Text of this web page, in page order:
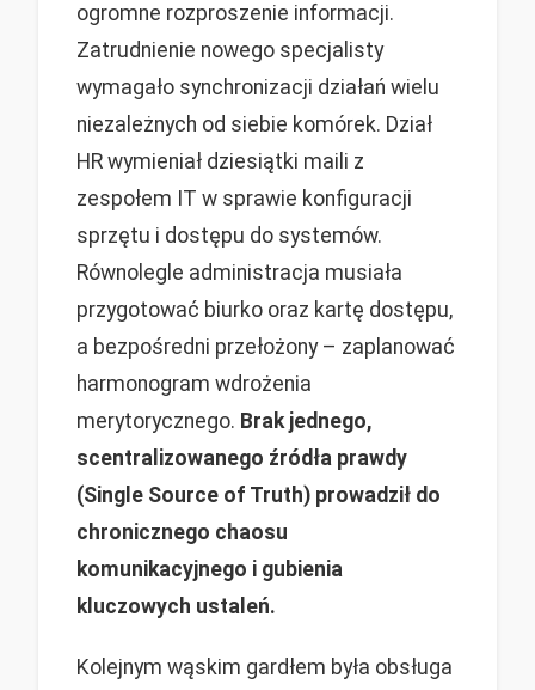
ogromne rozproszenie informacji.
Zatrudnienie nowego specjalisty
wymagało synchronizacji działań wielu
niezależnych od siebie komórek. Dział
HR wymieniał dziesiątki maili z
zespołem IT w sprawie konfiguracji
sprzętu i dostępu do systemów.
Równolegle administracja musiała
przygotować biurko oraz kartę dostępu,
a bezpośredni przełożony – zaplanować
harmonogram wdrożenia
merytorycznego. Brak jednego,
scentralizowanego źródła prawdy
(Single Source of Truth) prowadził do
chronicznego chaosu
komunikacyjnego i gubienia
kluczowych ustaleń.
Kolejnym wąskim gardłem była obsługa